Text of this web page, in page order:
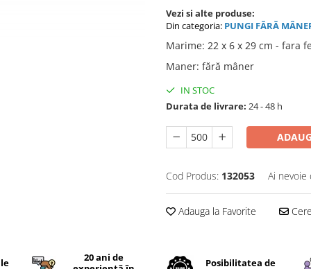
Vezi si alte produse:
Din categoria: PUNGI FĂRĂ
Marime: 22 x 6 x 29 cm - fara
Maner: fără mâner
IN STOC
Durata de livrare: 24 - 48 h
Cod Produs: 132053 Ai nevoie
Adauga la Favorite
20 ani de
Posibilitatea de